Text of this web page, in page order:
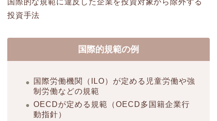
国際的な規範に違反した企業を投資対象から除外する
投資手法
国際的規範の例
国際労働機関（ILO）が定める児童労働や強
制労働などの規範
OECDが定める規範（OECD多国籍企業行
動指針）